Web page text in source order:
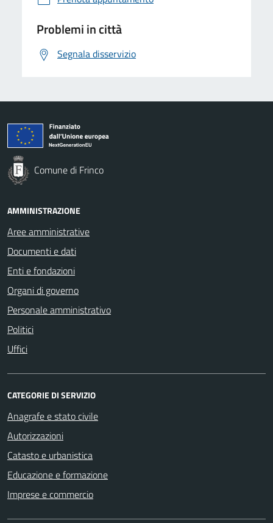
Problemi in città
Segnala disservizio
Comune di Frinco
AMMINISTRAZIONE
Aree amministrative
Documenti e dati
Enti e fondazioni
Organi di governo
Personale amministrativo
Politici
Uffici
CATEGORIE DI SERVIZIO
Anagrafe e stato civile
Autorizzazioni
Catasto e urbanistica
Educazione e formazione
Imprese e commercio